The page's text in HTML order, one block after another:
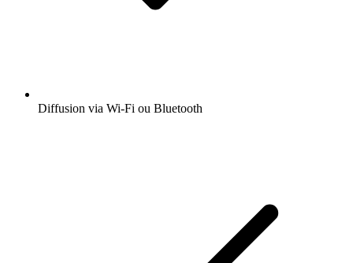
Diffusion via Wi-Fi ou Bluetooth